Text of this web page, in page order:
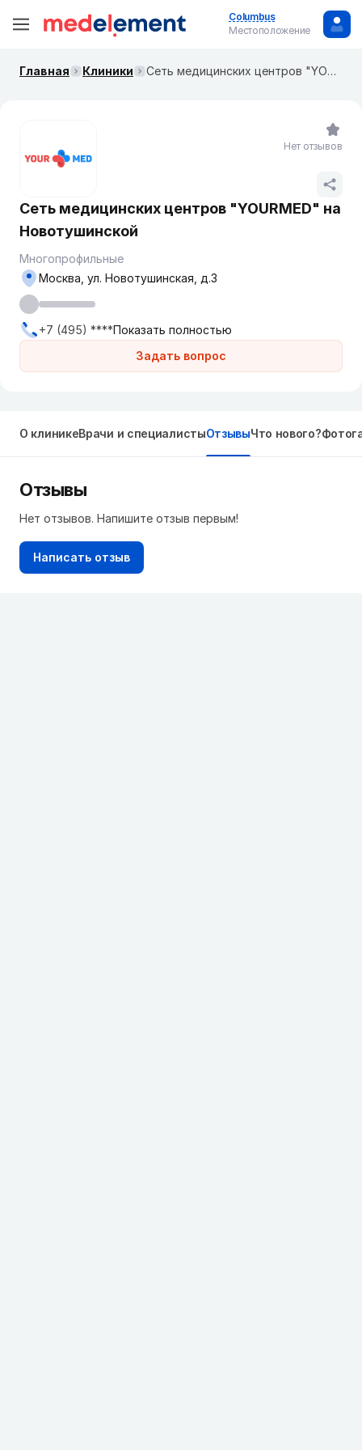
Columbus
Местоположение
Главная Клиники ​Сеть медицинских центров "YOURMED" на ​​Новотушинской
​Сеть медицинских центров "YOURMED" на
​​Новотушинской
Многопрофильные
Задать вопрос
Москва, ул. ​Новотушинская, д.3
+7 (495) ****Показать полностью
Нет отзывов
О клиникеВрачи и специалистыОтзывыЧто нового?
Отзывы
Нет отзывов. Напишите отзыв первым!
Написать отзыв